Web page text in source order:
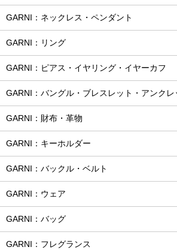
GARNI：ネックレス・ペンダント
GARNI：リング
GARNI：ピアス・イヤリング・イヤーカフ
GARNI：バングル・ブレスレット・アンクレ
GARNI：財布・革物
GARNI：キーホルダー
GARNI：バックル・ベルト
GARNI：ウェア
GARNI：バッグ
GARNI：フレグランス